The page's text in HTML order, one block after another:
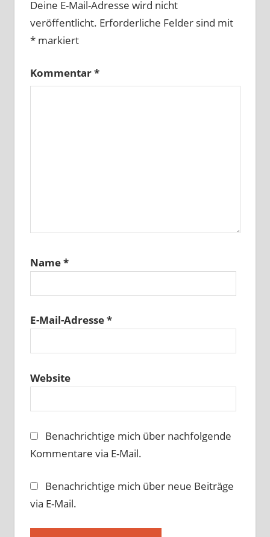
Deine E-Mail-Adresse wird nicht
veröffentlicht. Erforderliche Felder sind mit
*markiert
Kommentar*
Name*
E-Mail-Adresse*
Website
Benachrichtige mich über nachfolgende
Kommentare via E-Mail.
Benachrichtige mich über neue Beiträge
via E-Mail.